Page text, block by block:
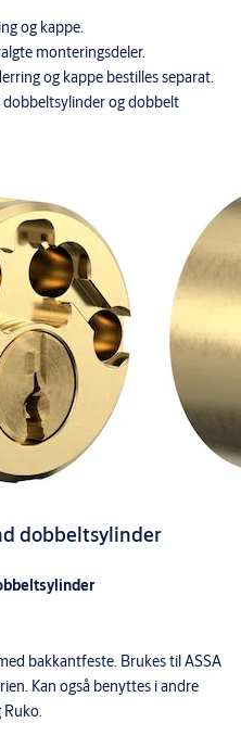
og kappe.
monteringsdeler.
og kappe bestilles separat.
dobbeltsylinder og dobbelt
dobbeltsylinder
bakkantfeste. Brukes til ASSA
Kan også benyttes i andre
Ruko.